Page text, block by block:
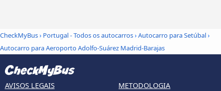
CheckMyBus› Portugal - Todos os autocarros›Autocarro para Setúbal›
Autocarro para Aeroporto Adolfo-Suárez Madrid-Barajas
AVISOS LEGAIS
METODOLOGIA